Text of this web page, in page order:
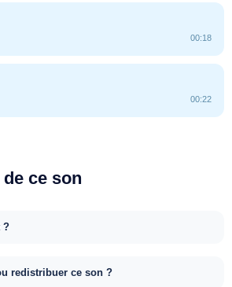
00:18
00:22
ce son
?
redistribuer ce son ?